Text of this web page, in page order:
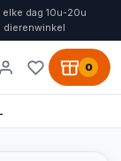
elke dag 10u-20u
dierenwinkel
0